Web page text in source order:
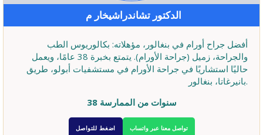
الدكتور تشاندراشيخار م
أفضل جراح أورام في بنغالور، مؤهلاته: بكالوريوس الطب
والجراحة، زميل (جراحة الأورام). يتمتع بخبرة 38 عامًا، ويعمل
حاليًا استشاريًا في جراحة الأورام في مستشفيات أبولو، طريق
بانيرغاتا، بنغالور.
38 سنوات من الممارسة
اضغط للتواصل تواصل معنا عبر واتساب